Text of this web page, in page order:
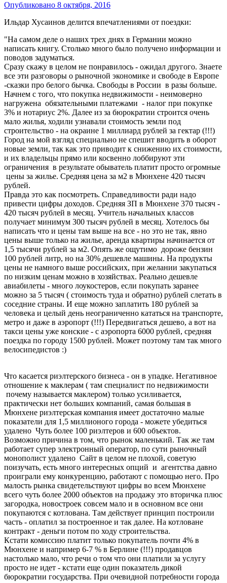
Опубликовано 8 октября, 2016
Ильдар Хусаинов делится впечатлениями от поездки:
"На самом деле о наших трех днях в Германии можно
написать книгу. Столько много было получено информации и
поводов задуматься.
Сразу скажу в целом не понравилось - ожидал другого. Знаете
все эти разговоры о рыночной экономике и свободе в Европе
-сказки про белого бычка. Свободы в России в разы больше.
Начнем с того, что покупка недвижимости - неимоверно
нагружена обязательными платежами - налог при покупке
3% и нотариус 2%. Далее из за бюрократии строится очень
мало жилья, ходили узнавали стоимость земли под
строительство - на окраине 1 миллиард рублей за гектар (!!!)
Город на мой взгляд специально не спешит вводить в оборот
новые земли, так как это приводит к снижению их стоимости,
и их владельцы прямо или косвенно лоббируют эти
ограничения в результате обыватель платит просто огромные
цены за жилье. Средняя цена за м2 в Мюнхене 420 тысяч
рублей.
Правда это как посмотреть. Справедливости ради надо
привести цифры доходов. Средняя ЗП в Мюнхене 370 тысяч -
420 тысяч рублей в месяц. Учитель начальных классов
получает минимум 300 тысяч рублей в месяц. Хотелось бы
написать что и цены там выше на все - но это не так, явно
цены выше только на жилье, аренда квартиры начинается от
1,5 тысячи рублей за м2. Опять же ощутимо дороже бензин
100 рублей литр, но на 30% дешевле машины. На продукты
цены не намного выше российских, при желании закупаться
по низким ценам можно в хозяйствах. Реально дешевле
авиабилеты - много лоукостеров, если покупать заранее
можно за 5 тысяч ( стоимость туда и обратно) рублей слетать в
соседние страны. И еще можно заплатить 180 рублей за
человека и целый день неограниченно кататься на транспорте,
метро и даже в аэропорт (!!!) Передвигаться дешево, а вот на
такси цены уже конские - с аэропорта 6000 рублей, средняя
поездка по городу 1500 рублей. Может поэтому там так много
велосипедистов :)
Что касается риэлтерского бизнеса - он в упадке. Негативное
отношение к маклерам ( там специалист по недвижимости
почему называется маклером) только усиливается,
практически нет больших компаний, самая большая в
Мюнхене риэлтерская компания имеет достаточно малые
показатели для 1,5 миллионого города - можете убедиться
удалено Чуть более 100 риэлтеров и 600 объектов.
Возможно причина в том, что рынок маленький. Так же там
работает супер электронный оператор, по сути рыночный
монополист удалено Сайт в целом не плохой, советую
поизучать, есть много интересных опций и агентства давно
проиграли ему конкуренцию, работают с помощью него. Про
малость рынка свидетельствуют цифры во всем Мюнхене
всего чуть более 2000 объектов на продажу это вторичка плюс
загородка, новостроек совсем мало и в основном все они
покупаются с котлована. Там действует принцип построили
часть - оплатил за построенное и так далее. На котловане
контракт - деньги потом по ходу строительства.
Кстати комиссию платит только покупатель почти 4% в
Мюнхене и например 6-7 % в Берлине (!!!) продавцов
настолько мало, что речи о том что они платили за услугу
просто не идет - кстати еще один показатель дикой
бюрократии государства. При очевидной потребности города